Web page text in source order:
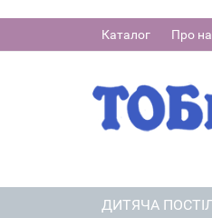
Каталог Про
ДИТЯЧА